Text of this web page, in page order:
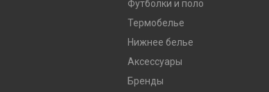
Футболки и поло
Термобелье
Нижнее белье
Аксессуары
Бренды